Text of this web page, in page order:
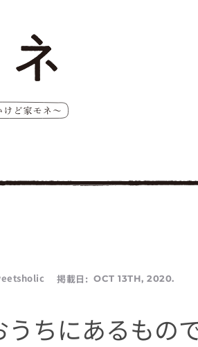
掲載日: OCT 13TH, 2020.
うちにあるもの